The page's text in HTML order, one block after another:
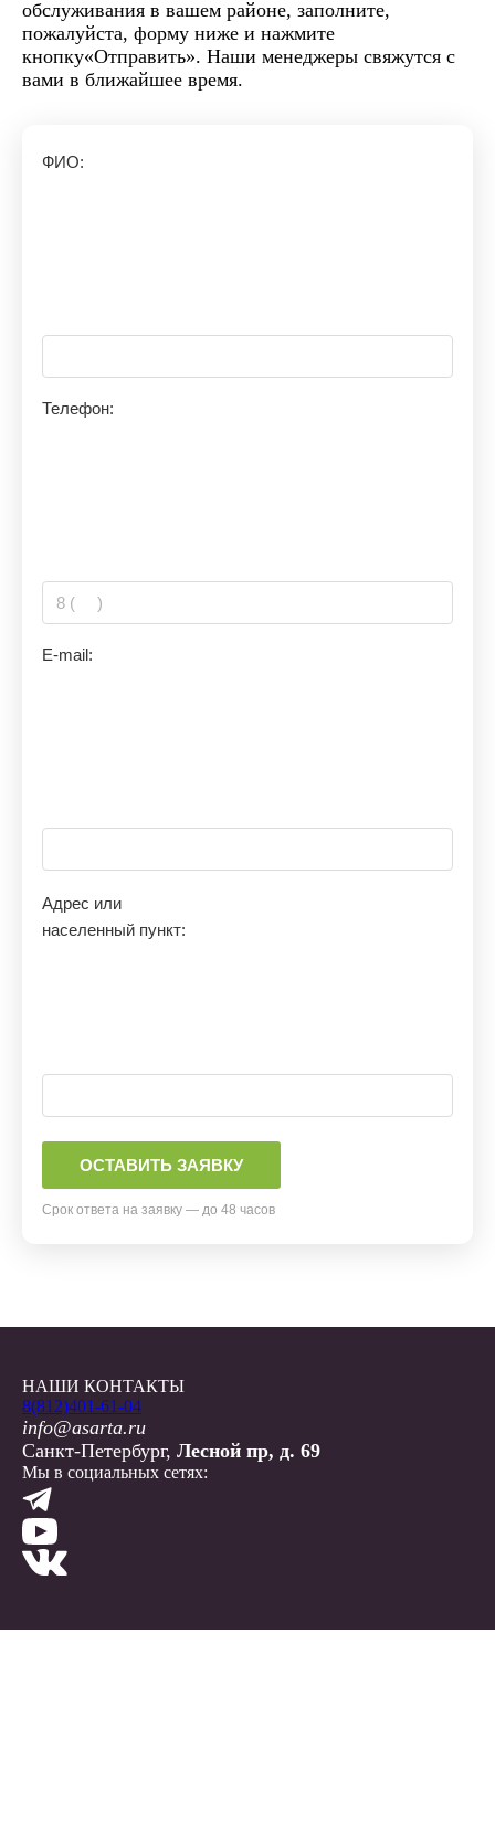
обслуживания в вашем районе, заполните,
пожалуйста, форму ниже и нажмите
кнопку«Отправить». Наши менеджеры свяжутся с
вами в ближайшее время.
ФИО:
Телефон:
E-mail:
Адрес или
населенный пункт:
Срок ответа на заявку — до 48 часов
НАШИ КОНТАКТЫ
8(812)401-61-04
info@asarta.ru
Санкт-Петербург, Лесной пр, д. 69
Мы в социальных сетях: